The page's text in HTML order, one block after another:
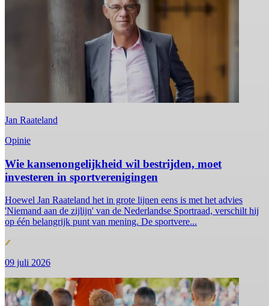
Jan Raateland
Opinie
Wie kansenongelijkheid wil bestrijden, moet
investeren in sportverenigingen
Hoewel Jan Raateland het in grote lijnen eens is met het advies
'Niemand aan de zijlijn' van de Nederlandse Sportraad, verschilt hij
op één belangrijk punt van mening. De sportvere...
09 juli 2026